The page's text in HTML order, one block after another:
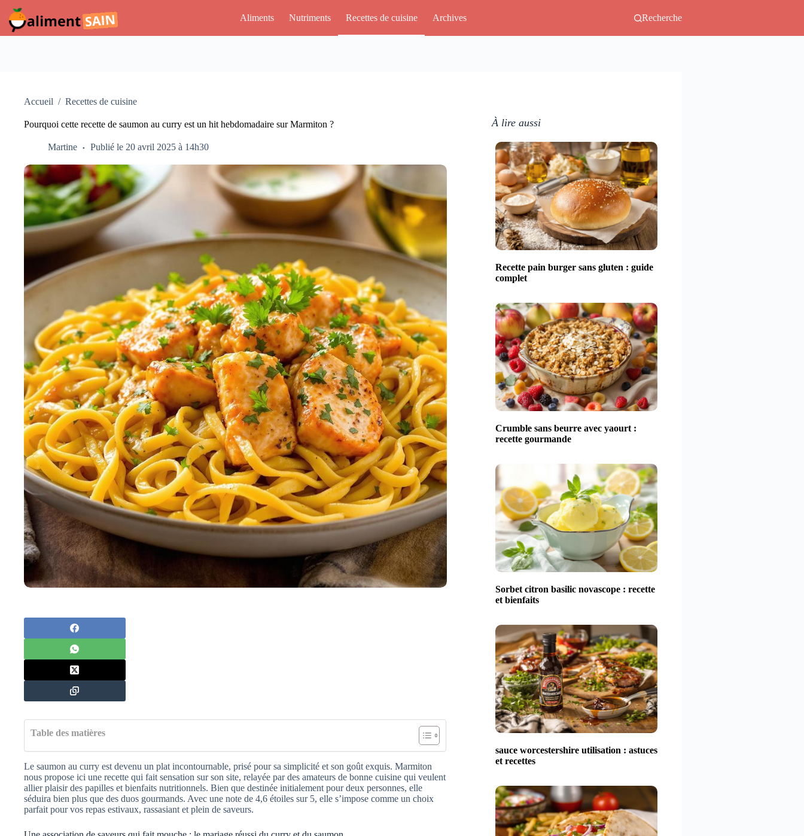
contenu
Aliments Nutriments Recettes de cuisine Archives Recherche
Accueil / Recettes de cuisine
Pourquoi cette recette de saumon au curry est un hit hebdomadaire sur Marmiton ?
Martine Publié le 20 avril 2025 à 14h30
Table des matières
Le saumon au curry est devenu un plat incontournable, prisé pour sa simplicité et son goût exquis. Marmiton
nous propose ici une recette qui fait sensation sur son site, relayée par des amateurs de bonne cuisine qui veulent
allier plaisir des papilles et bienfaits nutritionnels. Bien que destinée initialement pour deux personnes, elle
séduira bien plus que des duos gourmands. Avec une note de 4,6 étoiles sur 5, elle s’impose comme un choix
parfait pour vos repas estivaux, rassasiant et plein de saveurs.
À lire aussi
Recette pain burger sans gluten : guide
complet
Crumble sans beurre avec yaourt :
recette gourmande
Sorbet citron basilic novascope : recette
et bienfaits
sauce worcestershire utilisation : astuces
et recettes